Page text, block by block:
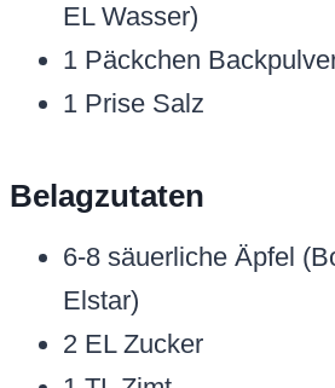
EL Wasser)
1 Päckchen
1 Prise Salz
Belagzutaten
6-8 säuerliche Äpfel
Elstar)
2 EL Zucker